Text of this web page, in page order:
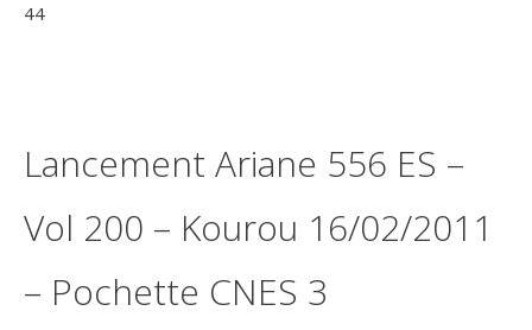
44
Lancement Ariane 556 ES –
Vol 200 – Kourou 16/02/2011
– Pochette CNES 3